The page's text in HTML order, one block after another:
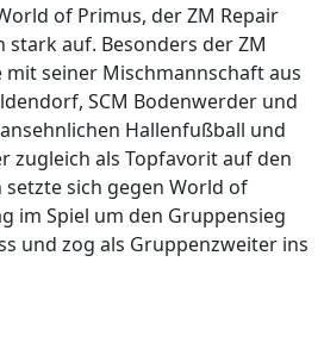
of Primus, der ZM Repair
stark auf. Besonders der ZM
mit seiner Mischmannschaft aus
SCM Bodenwerder und
Hallenfußball und
zugleich als Topfavorit auf den
sich gegen World of
im Spiel um den Gruppensieg
und zog als Gruppenzweiter ins